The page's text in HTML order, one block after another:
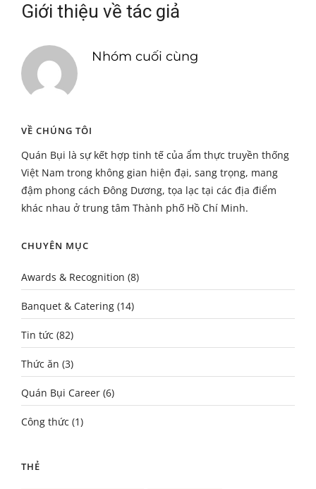
Giới thiệu về tác giả
Nhóm cuối cùng
VỀ CHÚNG TÔI
Quán Bụi là sự kết hợp tinh tế của ẩm thực truyền thống
Việt Nam trong không gian hiện đại, sang trọng, mang
đậm phong cách Đông Dương, tọa lạc tại các địa điểm
khác nhau ở trung tâm Thành phố Hồ Chí Minh.
CHUYÊN MỤC
Awards & Recognition (8)
Banquet & Catering (14)
Tin tức (82)
Thức ăn (3)
Quán Bụi Career (6)
Công thức (1)
THẺ